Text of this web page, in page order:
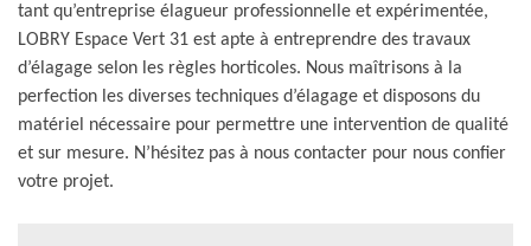
tant qu’entreprise élagueur professionnelle et expérimentée,
LOBRY Espace Vert 31 est apte à entreprendre des travaux
d’élagage selon les règles horticoles. Nous maîtrisons à la
perfection les diverses techniques d’élagage et disposons du
matériel nécessaire pour permettre une intervention de qualité
et sur mesure. N’hésitez pas à nous contacter pour nous confier
votre projet.